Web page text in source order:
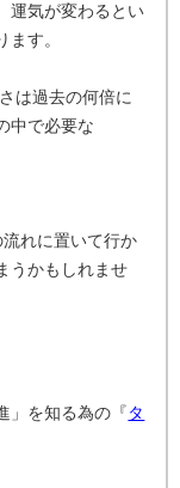
運気が変わるとい
ます。
は過去の何倍に
中で必要な
れに置いて行か
うかもしれませ
」を知る為の『 タ